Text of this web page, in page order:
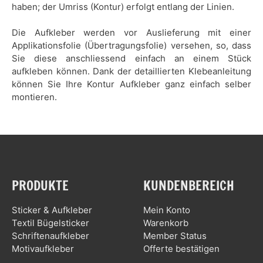
haben; der Umriss (Kontur) erfolgt entlang der Linien.
Die Aufkleber werden vor Auslieferung mit einer
Applikationsfolie (Übertragungsfolie) versehen, so, dass
Sie diese anschliessend einfach an einem Stück
aufkleben können. Dank der detaillierten Klebeanleitung
können Sie Ihre Kontur Aufkleber ganz einfach selber
montieren.
PRODUKTE
Sticker & Aufkleber
Textil Bügelsticker
Schriftenaufkleber
Motivaufkleber
KUNDENBEREICH
Mein Konto
Warenkorb
Member Status
Offerte bestätigen